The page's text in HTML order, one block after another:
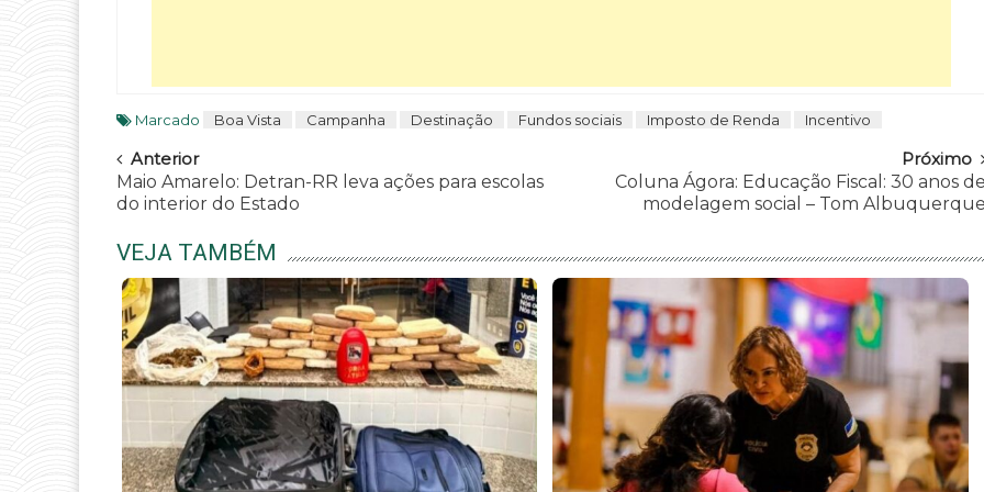
Marcado Boa Vista Campanha Destinação Fundos sociais Imposto de Renda Incentivo
Navegar
Anterior
Maio Amarelo: Detran-RR leva ações para escolas
do interior do Estado
Próximo
Coluna Ágora: Educação Fiscal: 30 anos
modelagem social – Tom
VEJA TAMBÉM